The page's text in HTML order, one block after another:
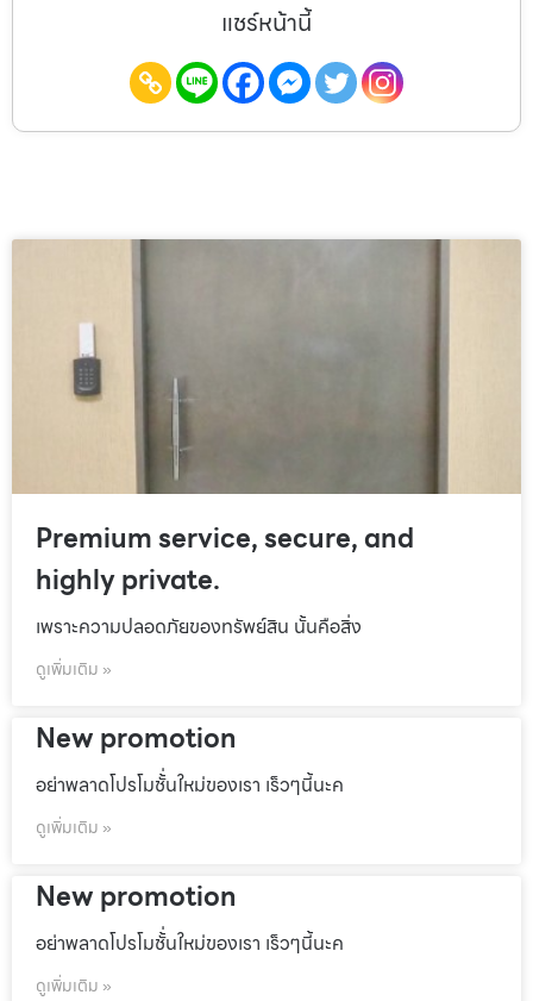
แชร์หน้านี้
Premium service, secure, and
highly private.
เพราะความปลอดภัยของทรัพย์สิน นั้นคือสิ่ง
ดูเพิ่มเติม »
New promotion
อย่าพลาดโปรโมชั้่นใหม่ของเรา เร็วๆนี้นะค
ดูเพิ่มเติม »
New promotion
อย่าพลาดโปรโมชั้่นใหม่ของเรา เร็วๆนี้นะค
ดูเพิ่มเติม »